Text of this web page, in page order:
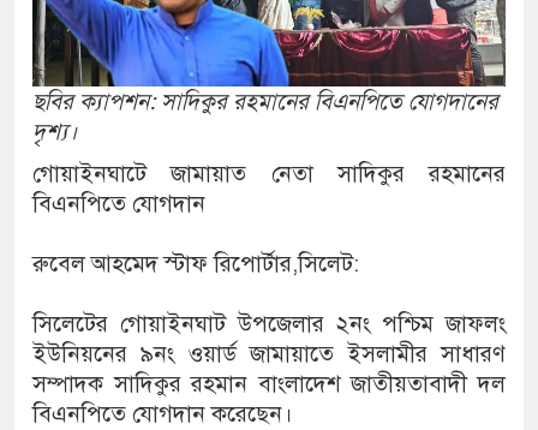
ছবির ক্যাপশন: সাদিকুর রহমানের বিএনপিতে যোগদানের
দৃশ্য।
গোয়াইনঘাটে জামায়াত নেতা সাদিকুর রহমানের
বিএনপিতে যোগদান
রুবেল আহমেদ স্টাফ রিপোর্টার,সিলেট:
সিলেটের গোয়াইনঘাট উপজেলার ২নং পশ্চিম জাফলং
ইউনিয়নের ৯নং ওয়ার্ড জামায়াতে ইসলামীর সাধারণ
সম্পাদক সাদিকুর রহমান বাংলাদেশ জাতীয়তাবাদী দল
বিএনপিতে যোগদান করেছেন।